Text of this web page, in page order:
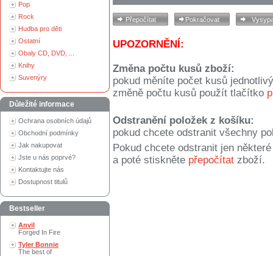
Pop
Rock
Hudba pro děti
Ostatní
Obaly CD, DVD, ...
Knihy
Suvenýry
Důležité informace
Ochrana osobních údajů
Obchodní podmínky
Jak nakupovat
Jste u nás poprvé?
Kontaktujte nás
Dostupnost titulů
Bestseller
Anvil
Forged In Fire
Tyler Bonnie
The best of
UPOZORNĚNÍ:
Změna počtu kusů zboží:
pokud měníte počet kusů
změně počtu kusů použít tlačítko
Odstranění položek z košíku:
pokud chcete odstranit všechny
Pokud chcete odstranit jen
a poté stiskněte přepočítat zboží.